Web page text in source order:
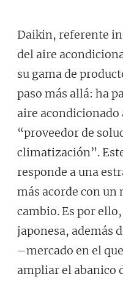
Daikin, referente
del aire
su gama de
paso más allá: ha
aire
“proveedor de
climatización”.
responde a una
más acorde con un
cambio. Es por
japonesa, además
–mercado en el
ampliar el abanico